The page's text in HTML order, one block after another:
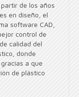
de los años
en diseño, el
software CAD,
control de
calidad del
donde
a que
de plástico